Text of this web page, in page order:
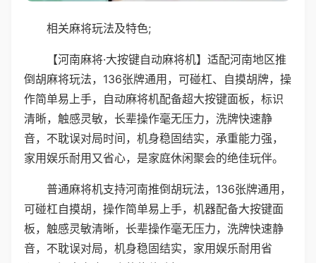
相关麻将玩法及特色;
【河南麻将·大按键自动麻将机】适配河南地区推
倒胡麻将玩法，136张牌通用，可碰杠、自摸胡牌，操
作简单易上手，自动麻将机配备超大按键面板，标识
清晰，触感灵敏，长辈操作毫无压力，洗牌快速静
音，不耽误对局时间，机身稳固结实，承重能力强，
家用娱乐耐用又省心，是家庭休闲聚会的绝佳玩伴。
普通麻将机支持河南推倒胡玩法，136张牌通用，
可碰杠自摸胡，操作简单易上手，机器配备大按键面
板，触感灵敏清晰，长辈操作毫无压力，洗牌快速静
音，不耽误对局，机身稳固结实，家用娱乐耐用省